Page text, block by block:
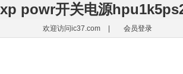
xp powr开关电源
欢迎访问ic37.com 会员登录